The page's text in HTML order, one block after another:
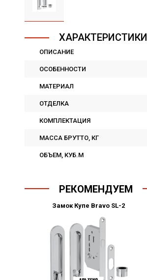
ХАРАКТЕРИСТИКИ
ОПИСАНИЕ
ОСОБЕННОСТИ
МАТЕРИАЛ
ОТДЕЛКА
КОМПЛЕКТАЦИЯ
МАССА БРУТТО, КГ
ОБЪЕМ, КУБ.М
РЕКОМЕНДУЕМ
Замок Купе Bravo SL-2